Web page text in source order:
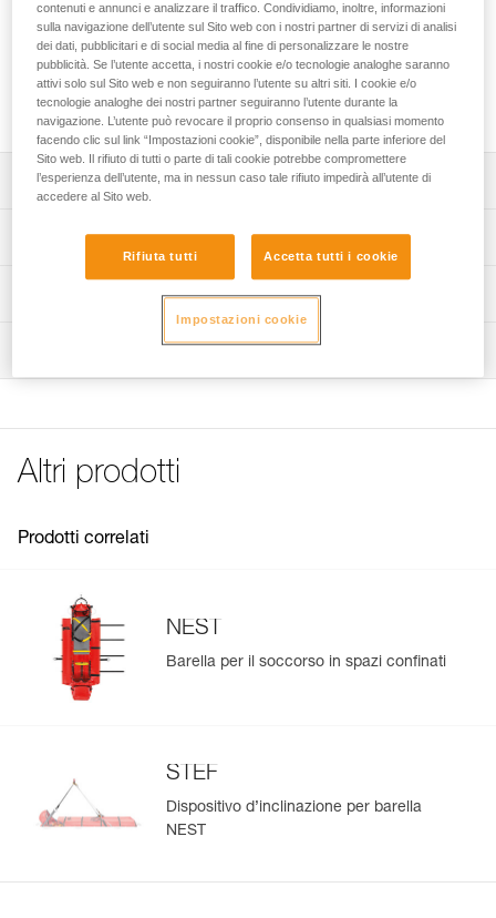
Il sacco per barella NEST consente lo stoccaggio e il
trasporto della barella NEST. Le aperture alle estremità
consentono il passaggio dei manici della barella per facilitare
la prensilità e le manovre. È dotato di tre manici e di una
tracolla per facilitare il trasporto.
Descrizione
Aperture alle estremità che consentono il passaggio dei
manici della barella per facilitare la prensilità e le
Specifiche tecniche
Materiali: poliuretano termoplastico (TPU)
Confezione : 1
Informazioni tecniche
Altri prodotti
Prodotti correlati
NEST
Barella per il soccorso in spazi confinati
STEF
Dispositivo d’inclinazione per barella
NEST
contenuti e annunci e analizzare il traffico. Condividiamo, inoltre, informazioni
sulla navigazione dell’utente sul Sito web con i nostri partner di servizi di analisi
dei dati, pubblicitari e di social media al fine di personalizzare le nostre
pubblicità. Se l’utente accetta, i nostri cookie e/o tecnologie analoghe saranno
attivi solo sul Sito web e non seguiranno l’utente su altri siti. I cookie e/o
tecnologie analoghe dei nostri partner seguiranno l’utente durante la
navigazione. L’utente può revocare il proprio consenso in qualsiasi momento
facendo clic sul link “Impostazioni cookie”, disponibile nella parte inferiore del
Sito web. Il rifiuto di tutti o parte di tali cookie potrebbe compromettere
l’esperienza dell’utente, ma in nessun caso tale rifiuto impedirà all’utente di
accedere al Sito web.
Rifiuta tutti Accetta tutti i cookie
Impostazioni cookie